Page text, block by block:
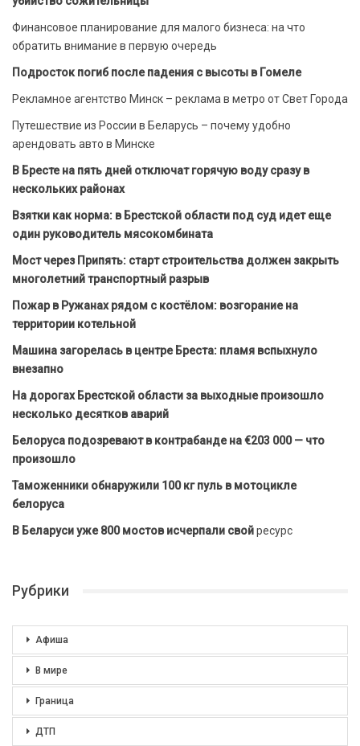
Финансовое планирование для малого бизнеса: на что
обратить внимание в первую очередь
Подросток погиб после падения с высоты в Гомеле
Рекламное агентство Минск – реклама в метро от Свет Города
Путешествие из России в Беларусь – почему удобно
арендовать авто в Минске
В Бресте на пять дней отключат горячую воду сразу в
нескольких районах
Взятки как норма: в Брестской области под суд идет еще
один руководитель мясокомбината
Мост через Припять: старт строительства должен закрыть
многолетний транспортный разрыв
Пожар в Ружанах рядом с костёлом: возгорание на
территории котельной
Машина загорелась в центре Бреста: пламя вспыхнуло
внезапно
На дорогах Брестской области за выходные произошло
несколько десятков аварий
Белоруса подозревают в контрабанде на €203 000 — что
произошло
Таможенники обнаружили 100 кг пуль в мотоцикле
белоруса
В Беларуси уже 800 мостов исчерпали свойресурс
Рубрики
Афиша
В мире
Граница
ДТП